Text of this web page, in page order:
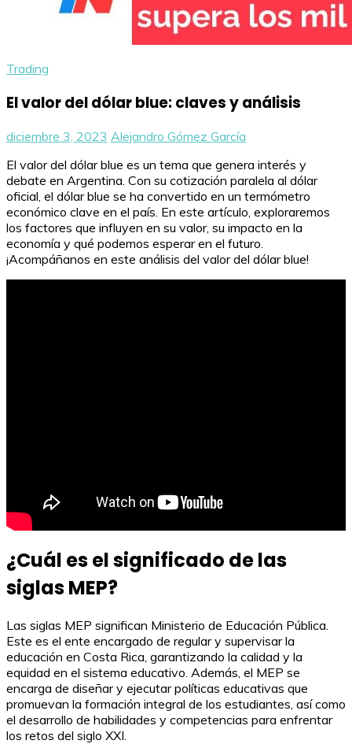
Trading
El valor del dólar blue: claves y análisis
diciembre 3, 2023 Alejandro Gómez García
El valor del dólar blue es un tema que genera interés y
debate en Argentina. Con su cotización paralela al dólar
oficial, el dólar blue se ha convertido en un termómetro
económico clave en el país. En este artículo, exploraremos
los factores que influyen en su valor, su impacto en la
economía y qué podemos esperar en el futuro.
¡Acompáñanos en este análisis del valor del dólar blue!
¿Cuál es el significado de las
siglas MEP?
Las siglas MEP significan Ministerio de Educación Pública.
Este es el ente encargado de regular y supervisar la
educación en Costa Rica, garantizando la calidad y la
equidad en el sistema educativo. Además, el MEP se
encarga de diseñar y ejecutar políticas educativas que
promuevan la formación integral de los estudiantes, así como
el desarrollo de habilidades y competencias para enfrentar
los retos del siglo XXI.